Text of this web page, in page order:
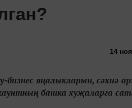
14
яңалыкларын, сәхнә
башка хуҗаларга